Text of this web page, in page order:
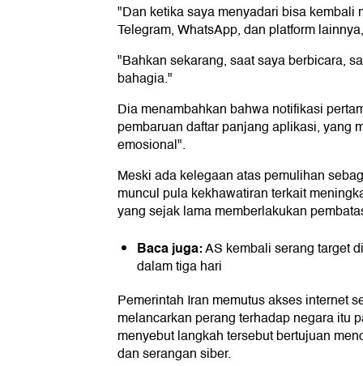
"Dan ketika saya menyadari bisa kembali
Telegram, WhatsApp, dan platform
"Bahkan sekarang, saat saya berbicara,
bahagia."
Dia menambahkan bahwa notifikasi
pembaruan daftar panjang aplikasi, yang
emosional".
Meski ada kelegaan atas pemulihan
muncul pula kekhawatiran terkait
yang sejak lama memberlakukan
Baca juga:AS kembali serang target
dalam tiga hari
Pemerintah Iran memutus akses internet
melancarkan perang terhadap negara itu
menyebut langkah tersebut bertujuan
dan serangan siber.